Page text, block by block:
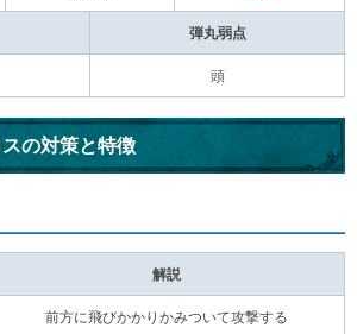
弾丸弱点
頭
の対策と特徴
解説
前方に飛びかかりかみついて攻撃する